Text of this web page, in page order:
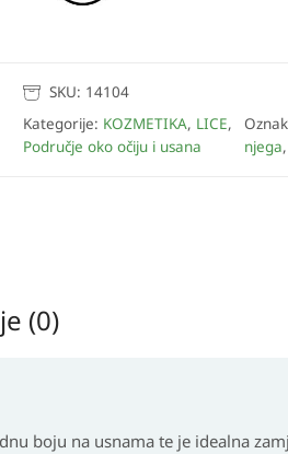
SKU: 14104
Kategorije: KOZMETIKA, LICE,
Područje oko očiju i usana
njega,
(0)
boju na usnama te je idealna